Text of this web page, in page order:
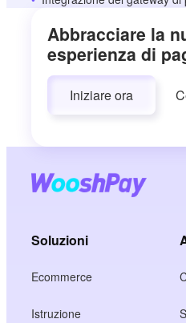
Abbracciare la
esperienza di
Iniziare ora
Soluzioni
Ecommerce
Istruzione